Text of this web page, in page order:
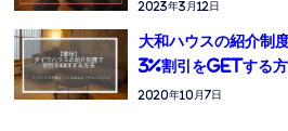
2023年3月12日
大和ハウスの紹介制
3%割引をGETする
2020年10月7日